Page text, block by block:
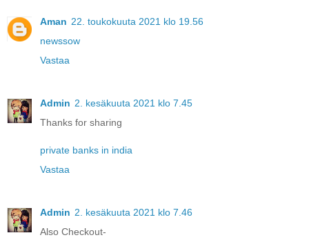
Aman 22. toukokuuta 2021 klo 19.56
newssow
Vastaa
Admin 2. kesäkuuta 2021 klo 7.45
Thanks for sharing
private banks in india
Vastaa
Admin 2. kesäkuuta 2021 klo 7.46
Also Checkout-